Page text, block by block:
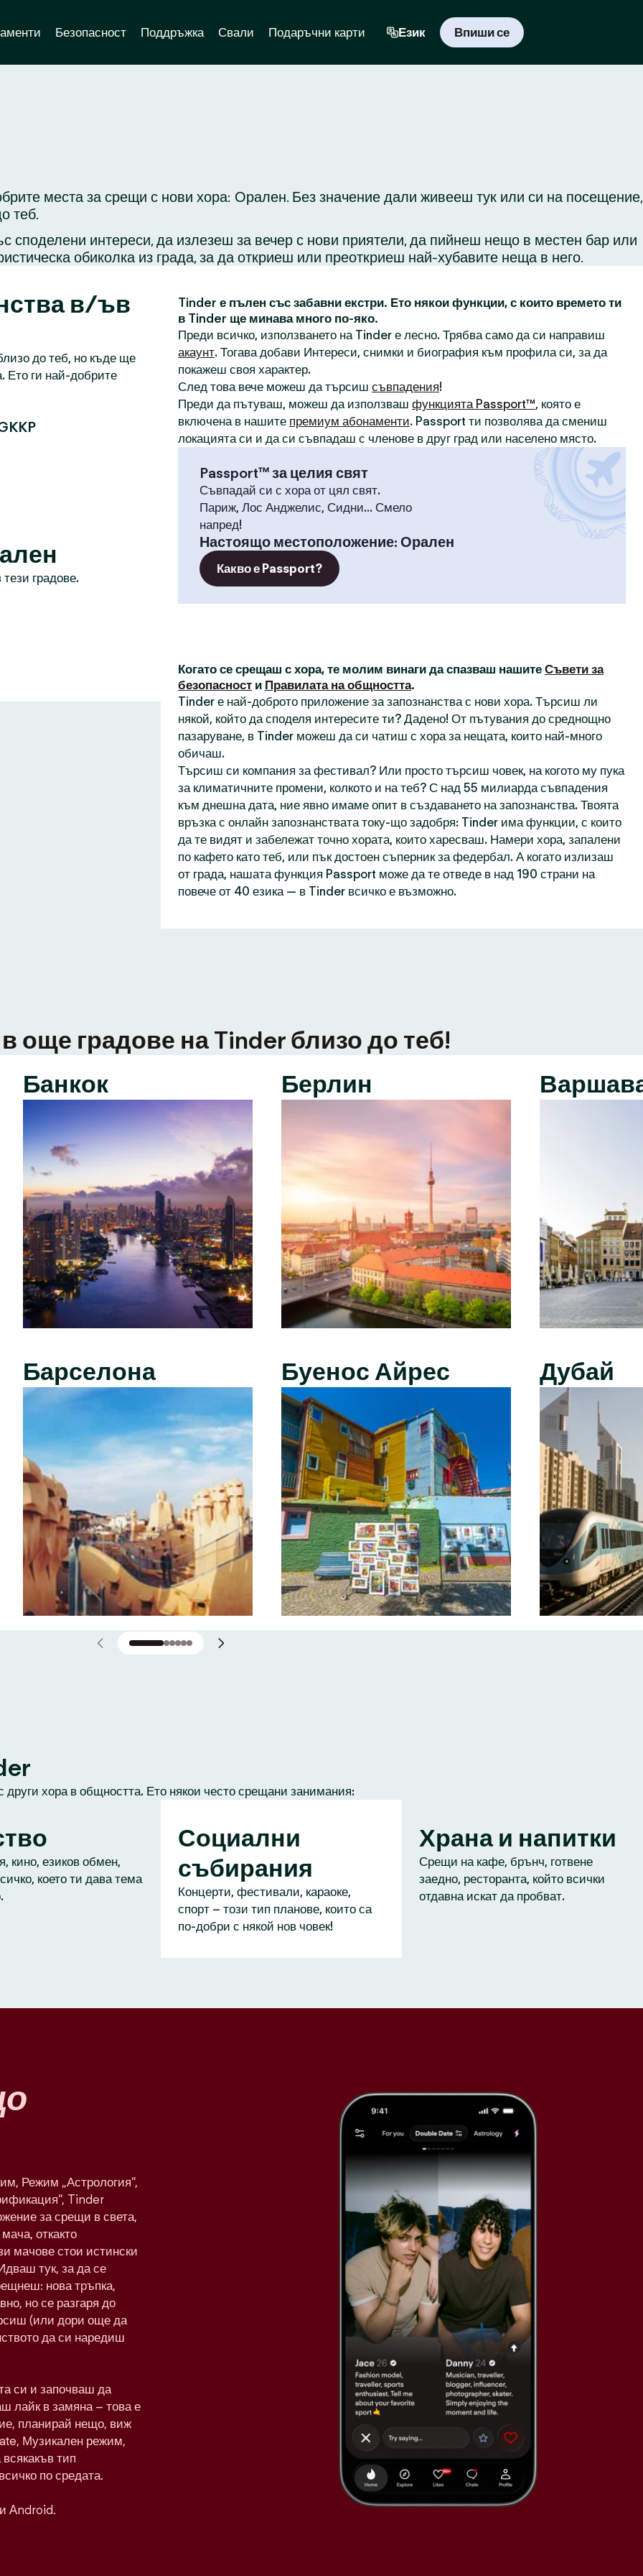
Безопасност Поддръжка Свали Подаръчни карти Език Впиши се
места за срещи с нови хора: Орален. Без значение дали живееш тук или си на посещение,
теб.
интереси, да излезеш за вечер с нови приятели, да пийнеш нещо в местен бар или
обиколка из града, за да откриеш или преоткриеш най-хубавите неща в него.
в/ъв
до теб, но къде ще
Ето ги най-добрите
градове.
Tinder е пълен със забавни екстри. Ето някои функции, с които времето ти
в Tinder ще минава много по-яко.
Преди всичко, използването на Tinder е лесно. Трябва само да си направиш
акаунт. Тогава добави Интереси, снимки и биография към профила си, за да
покажеш своя характер.
След това вече можеш да търсиш съвпадения!
Преди да пътуваш, можеш да използваш функцията Passport™, която е
включена в нашите премиум абонаменти. Passport ти позволява да смениш
локацията си и да си съвпадаш с членове в друг град или населено място.
Passport™ за целия свят
Съвпадай си с хора от цял свят.
Париж, Лос Анджелис, Сидни... Смело
напред!
Настоящо местоположение: Орален
Какво е Passport?
Когато се срещаш с хора, те молим винаги да спазваш нашите Съвети за
безопасност и Правилата на общността.
Tinder е най-доброто приложение за запознанства с нови хора. Търсиш ли
някой, който да споделя интересите ти? Дадено! От пътувания до среднощно
пазаруване, в Tinder можеш да си чатиш с хора за нещата, които най-много
обичаш.
Търсиш си компания за фестивал? Или просто търсиш човек, на когото му пука
за климатичните промени, колкото и на теб? С над 55 милиарда съвпадения
към днешна дата, ние явно имаме опит в създаването на запознанства. Твоята
връзка с онлайн запознанствата току-що задобря: Tinder има функции, с които
да те видят и забележат точно хората, които харесваш. Намери хора, запалени
по кафето като теб, или пък достоен съперник за федербал. А когато излизаш
от града, нашата функция Passport може да те отведе в над 190 страни на
повече от 40 езика — в Tinder всичко е възможно.
още градове на Tinder близо до теб!
Банкок
Барселона
Берлин
Буенос Айрес Дубай
хора в общността. Ето някои често срещани занимания:
кино, езиков обмен,
което ти дава тема
Социални
събирания
Концерти, фестивали, караоке,
спорт – този тип планове, които са
по-добри с някой нов човек!
Храна и напитки
Срещи на кафе, брънч, готвене
заедно, ресторанта, който всички
отдавна искат да пробват.
Режим „Астрология“,
Tinder
за срещи в света,
откакто
мачове стои истински
тук, за да се
нова тръпка,
но се разгаря до
(или дори още да
да си наредиш
си и започваш да
лайк в замяна – това е
планирай нещо, виж
Музикален режим,
тип
по средата.
Android.